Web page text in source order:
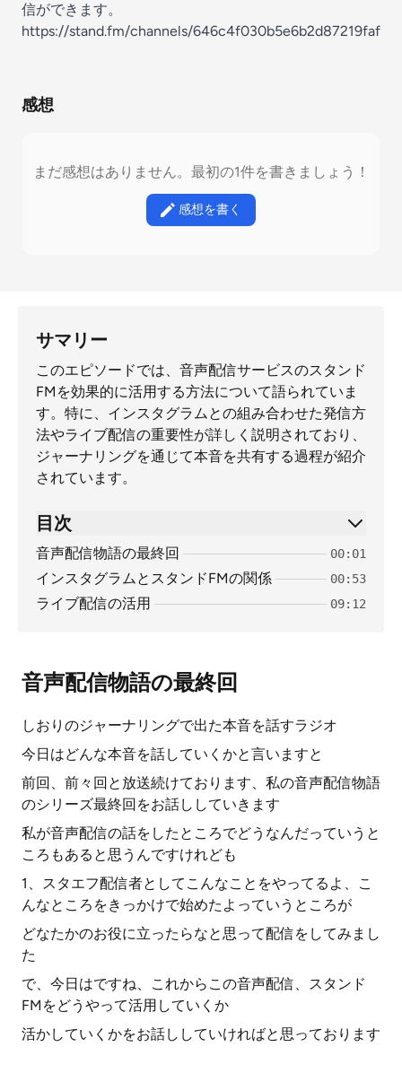
信ができます。
https://stand.fm/channels/646c4f030b5e6b2d87219faf
感想
まだ感想はありません。最初の1件を書きましょう！
感想を書く
サマリー
このエピソードでは、音声配信サービスのスタンド
FMを効果的に活用する方法について語られていま
す。特に、インスタグラムとの組み合わせた発信方
法やライブ配信の重要性が詳しく説明されており、
ジャーナリングを通じて本音を共有する過程が紹介
されています。
目次
音声配信物語の最終回 00:01
インスタグラムとスタンドFMの関係 00:53
ライブ配信の活用 09:12
音声配信物語の最終回
しおりのジャーナリングで出た本音を話すラジオ
今日はどんな本音を話していくかと言いますと
前回、前々回と放送続けております、私の音声配信物語
のシリーズ最終回をお話ししていきます
私が音声配信の話をしたところでどうなんだっていうと
ころもあると思うんですけれども
1、スタエフ配信者としてこんなことをやってるよ、こ
んなところをきっかけで始めたよっていうところが
どなたかのお役に立ったらなと思って配信をしてみまし
た
で、今日はですね、これからこの音声配信、スタンド
FMをどうやって活用していくか
活かしていくかをお話ししていければと思っております